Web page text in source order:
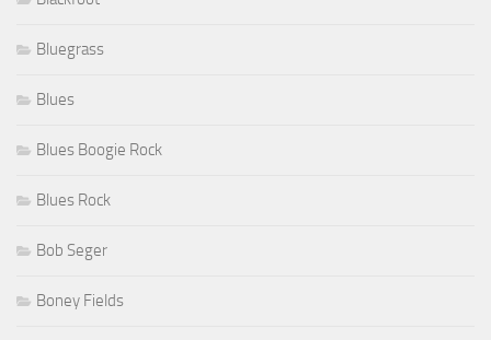
Bluegrass
Blues
Blues Boogie Rock
Blues Rock
Bob Seger
Boney Fields